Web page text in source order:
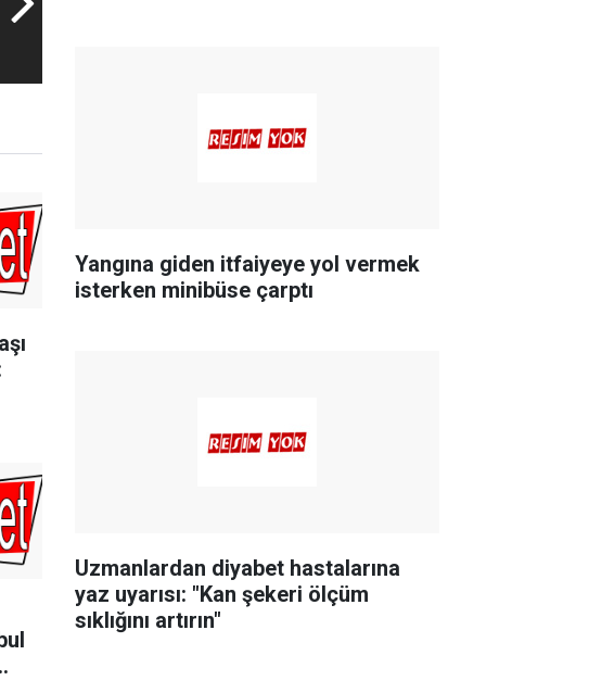
Yangına giden itfaiyeye yol vermek
isterken minibüse çarptı
Uzmanlardan diyabet hastalarına
yaz uyarısı: "Kan şekeri ölçüm
sıklığını artırın"